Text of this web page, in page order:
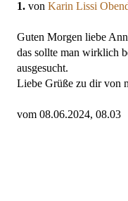
1. von Karin Lissi
Guten Morgen liebe
das sollte man wirklich
ausgesucht.
Liebe Grüße zu dir von
vom 08.06.2024, 08.03